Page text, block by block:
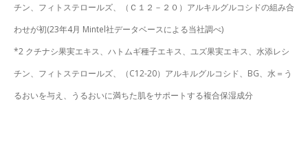
チン、フィトステロールズ、（Ｃ１２－２０）アルキルグルコシドの組み合
わせが初(23年4月 Mintel社データベースによる当社調べ)
*2 クチナシ果実エキス、ハトムギ種子エキス、ユズ果実エキス、水添レシ
チン、フィトステロールズ、（C12-20）アルキルグルコシド、BG、水＝う
るおいを与え、うるおいに満ちた肌をサポートする複合保湿成分